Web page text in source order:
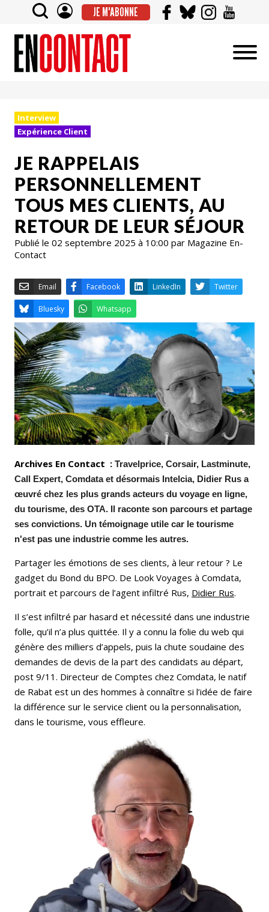
JE M'ABONNE
Interview
Expérience Client
JE RAPPELAIS
PERSONNELLEMENT
TOUS MES CLIENTS, AU
RETOUR DE LEUR SÉJOUR
Publié le 02 septembre 2025 à 10:00 par Magazine En-
Contact
Email Facebook LinkedIn
Bluesky Whatsapp
Archives En Contact : Travelprice, Corsair, Lastminute,
Call Expert, Comdata et désormais Intelcia, Didier Rus a
œuvré chez les plus grands acteurs du voyage en ligne,
du tourisme, des OTA. Il raconte son parcours et partage
ses convictions. Un témoignage utile car le tourisme
n'est pas une industrie comme les autres.
Partager les émotions de ses clients, à leur retour ? Le
gadget du Bond du BPO. De Look Voyages à Comdata,
portrait et parcours de l’agent infiltré Rus, Didier Rus.
Il s’est infiltré par hasard et nécessité dans une industrie
folle, qu’il n’a plus quittée. Il y a connu la folie du web qui
génère des milliers d’appels, puis la chute soudaine des
demandes de devis de la part des candidats au départ,
post 9/11. Directeur de Comptes chez Comdata, le natif
de Rabat est un des hommes à connaître si l’idée de faire
la différence sur le service client ou la personnalisation,
dans le tourisme, vous effleure.